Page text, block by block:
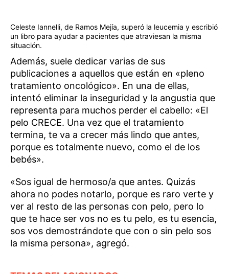
Celeste Iannelli, de Ramos Mejía, superó la leucemia y escribió
un libro para ayudar a pacientes que atraviesan la misma
situación.
Además, suele dedicar varias de sus
publicaciones a aquellos que están en «pleno
tratamiento oncológico». En una de ellas,
intentó eliminar la inseguridad y la angustia que
representa para muchos perder el cabello: «El
pelo CRECE. Una vez que el tratamiento
termina, te va a crecer más lindo que antes,
porque es totalmente nuevo, como el de los
bebés».
«Sos igual de hermoso/a que antes. Quizás
ahora no podes notarlo, porque es raro verte y
ver al resto de las personas con pelo, pero lo
que te hace ser vos no es tu pelo, es tu esencia,
sos vos demostrándote que con o sin pelo sos
la misma persona», agregó.